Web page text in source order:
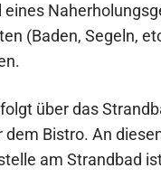
eines
(Baden, Segeln,
über das
dem Bistro. An
am Strandbad